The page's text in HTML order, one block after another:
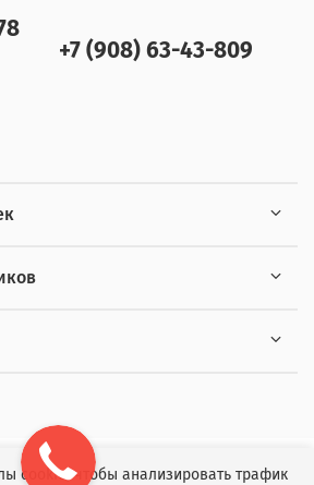
+7 (908) 63-43-809
cookie, чтобы анализировать трафик